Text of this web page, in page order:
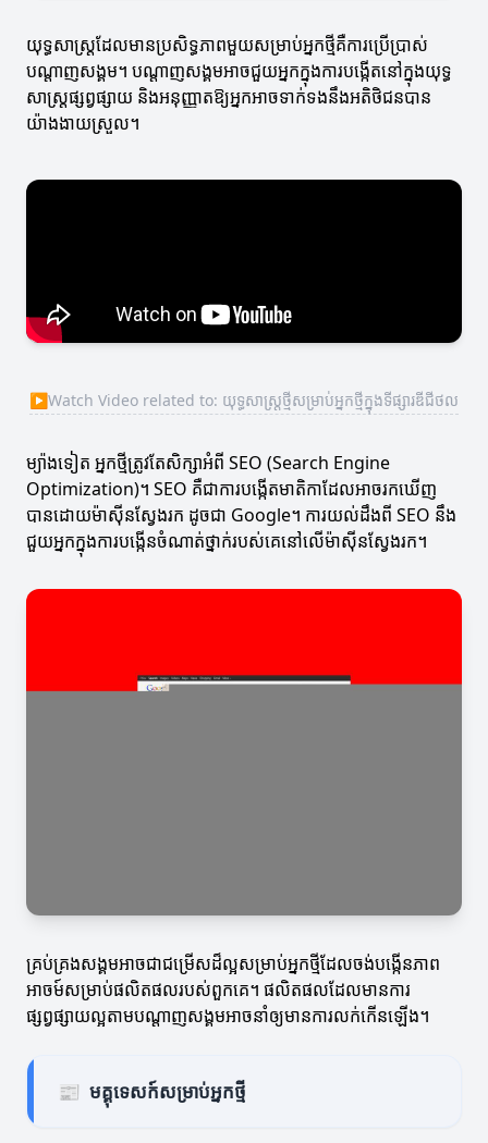
យុទ្ធសាស្ត្រដែលមានប្រសិទ្ធភាពមួយសម្រាប់អ្នកថ្មីគឺការប្រើប្រាស់
បណ្តាញសង្គម។ បណ្តាញសង្គមអាចជួយអ្នកក្នុងការបង្កើតនៅក្នុងយុទ្ធ
សាស្ត្រផ្សព្វផ្សាយ និងអនុញ្ញាតឱ្យអ្នកអាចទាក់ទងនឹងអតិថិជនបាន
យ៉ាងងាយស្រួល។
▶Watch Video related to: យុទ្ធសាស្ត្រថ្មីសម្រាប់អ្នកថ្មីក្នុងទីផ្សារឌីជីថល
ម្យ៉ាងទៀត អ្នកថ្មីត្រូវតែសិក្សាអំពី SEO (Search Engine
Optimization)។ SEO គឺជាការបង្កើតមាតិកាដែលអាចរកឃើញ
បានដោយម៉ាស៊ីនស្វែងរក ដូចជា Google។ ការយល់ដឹងពី SEO នឹង
ជួយអ្នកក្នុងការបង្កើនចំណាត់ថ្នាក់របស់គេនៅលើម៉ាស៊ីនស្វែងរក។
គ្រប់គ្រងសង្គមអាចជាជម្រើសដ៏ល្អសម្រាប់អ្នកថ្មីដែលចង់បង្កើនភាព
អាចម៍សម្រាប់ផលិតផលរបស់ពួកគេ។ ផលិតផលដែលមានការ
ផ្សព្វផ្សាយល្អតាមបណ្តាញសង្គមអាចនាំឲ្យមានការលក់កើនឡើង។
📰 មគ្គុទេសក៍សម្រាប់អ្នកថ្មី